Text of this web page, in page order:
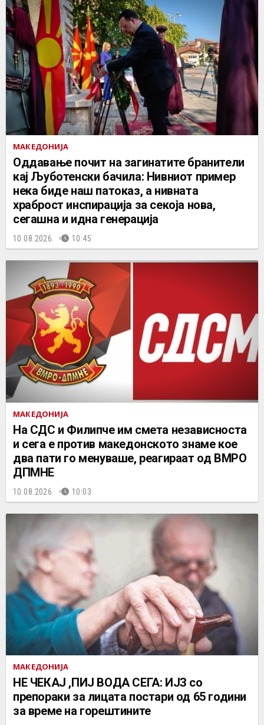
МАКЕДОНИЈА
Оддавање почит на загинатите бранители
кај Љуботенски бачила: Нивниот пример
нека биде наш патоказ, а нивната
храброст инспирација за секоја нова,
сегашна и идна генерација
10.08.2026. 10:45
МАКЕДОНИЈА
На СДС и Филипче им смета независноста
и сега е против македонското знаме кое
два пати го менуваше, реагираат од ВМРО
ДПМНЕ
10.08.2026. 10:03
МАКЕДОНИЈА
НЕ ЧEКАЈ ,ПИЈ ВОДА СЕГА: ИЈЗ со
препораки за лицата постари од 65 години
за време на горештините